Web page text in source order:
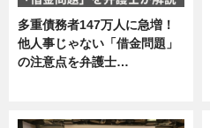
多重債務者147万人に急増！
他人事じゃない「借金問題」
の注意点を弁護士…